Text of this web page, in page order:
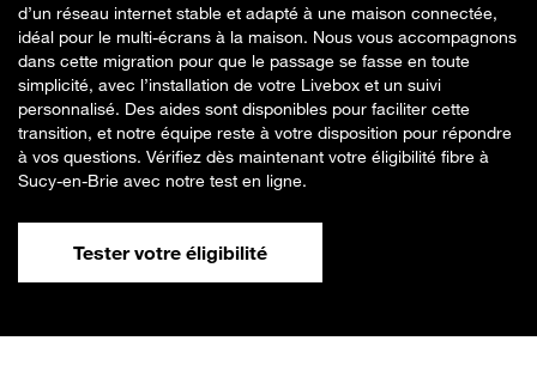
d’un réseau internet stable et adapté à une maison connectée,
idéal pour le multi-écrans à la maison. Nous vous accompagnons
dans cette migration pour que le passage se fasse en toute
simplicité, avec l’installation de votre Livebox et un suivi
personnalisé. Des aides sont disponibles pour faciliter cette
transition, et notre équipe reste à votre disposition pour répondre
à vos questions. Vérifiez dès maintenant votre éligibilité fibre à
Sucy-en-Brie avec notre test en ligne.
Tester votre éligibilité